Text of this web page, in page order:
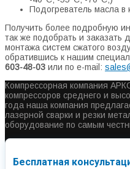
Подогреватель масла в
Получить более подробную
так же подобрать и заказать
монтажа систем сжатого
обратившись к нашим
603-48-03 или по e-mail:
Компрессорная компания
компрессоров среднего и
года наша компания
лазерной сварки и резки
оборудование по самым
Бесплатная